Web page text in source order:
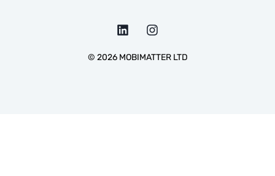
© 2026MOBIMATTER LTD